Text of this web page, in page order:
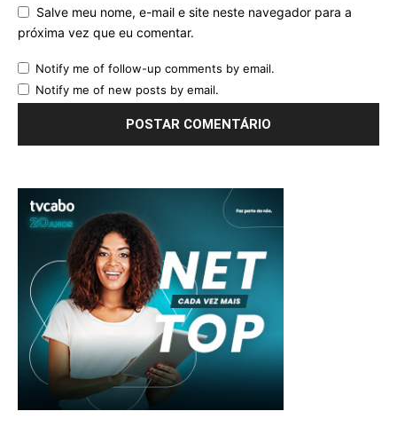
Salve meu nome, e-mail e site neste navegador para a
próxima vez que eu comentar.
Notify me of follow-up comments by email.
Notify me of new posts by email.